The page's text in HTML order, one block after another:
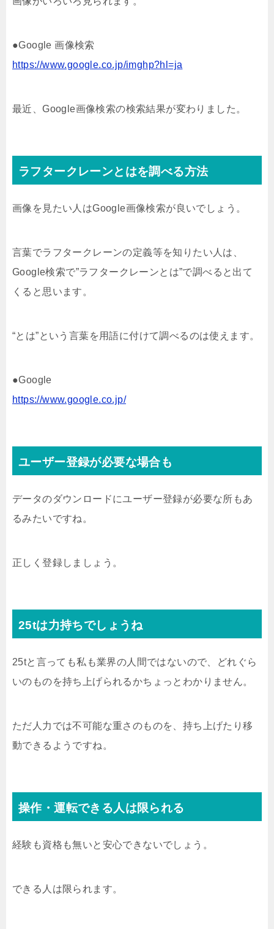
●Google 画像検索
https://www.google.co.jp/imghp?hl=ja
最近、Google画像検索の検索結果が変わりました。
ラフタークレーンとはを調べる方法
画像を見たい人はGoogle画像検索が良いでしょう。
言葉でラフタークレーンの定義等を知りたい人は、
Google検索で”ラフタークレーンとは”で調べると出て
くると思います。
“とは”という言葉を用語に付けて調べるのは使えます。
●Google
https://www.google.co.jp/
ユーザー登録が必要な場合も
データのダウンロードにユーザー登録が必要な所もあ
るみたいですね。
正しく登録しましょう。
25tは力持ちでしょうね
25tと言っても私も業界の人間ではないので、どれぐら
いのものを持ち上げられるかちょっとわかりません。
ただ人力では不可能な重さのものを、持ち上げたり移
動できるようですね。
操作・運転できる人は限られる
経験も資格も無いと安心できないでしょう。
できる人は限られます。